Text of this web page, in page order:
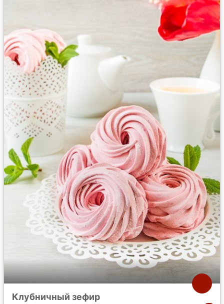
Клубничный зефир